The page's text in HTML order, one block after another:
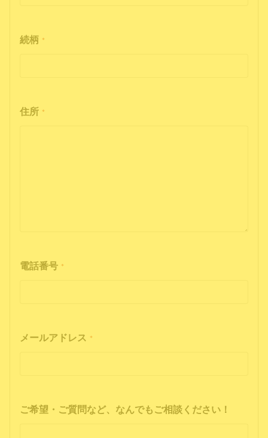
続柄 *
住所 *
電話番号 *
メールアドレス *
ご希望・ご質問など、なんでもご相談ください！